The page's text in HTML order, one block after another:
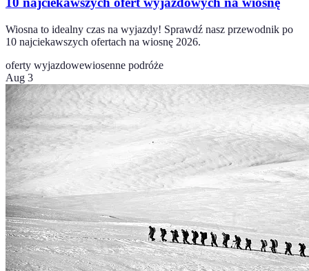
Wiosna to idealny czas na wyjazdy! Sprawdź nasz przewodnik po
10 najciekawszych ofertach na wiosnę 2026.
oferty wyjazdowewiosenne podróże
Aug 3